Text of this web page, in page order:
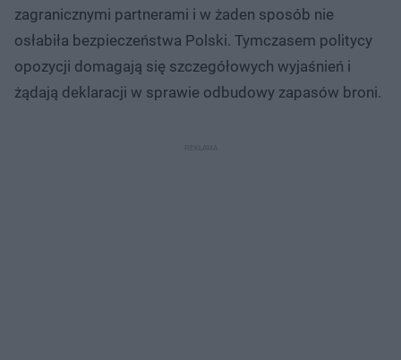
zagranicznymi partnerami i w żaden sposób nie
osłabiła bezpieczeństwa Polski. Tymczasem politycy
opozycji domagają się szczegółowych wyjaśnień i
żądają deklaracji w sprawie odbudowy zapasów broni.